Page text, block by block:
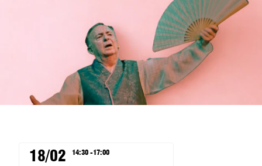
18/02 14:30 -17:00